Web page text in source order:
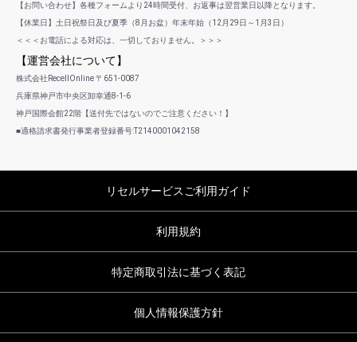
【お問い合わせ】各種フォームより24時間受付、お返事は翌営業日以降となります。
【休業日】土日祝祭日及び夏季（8月お盆）年末年始（12月29日～1月3日）
＜＜＜お電話による対応は、一切しておりません。＞＞＞
【運営会社について】
株式会社RecellOnline 〒651-0087
兵庫県神戸市中央区卸幸通8-1-6
神戸国際会館22階【送付先ではないのでご注意ください！】
■適格請求書発行事業者登録番号:T2140001042158
リセルサービスご利用ガイド
利用規約
特定商取引法に基づく表記
個人情報保護方針